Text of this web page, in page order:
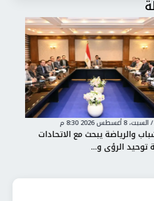
أغسطس 2026 8:30 م
والرياضة يبحث مع الاتحادات
توحيد الرؤى و...